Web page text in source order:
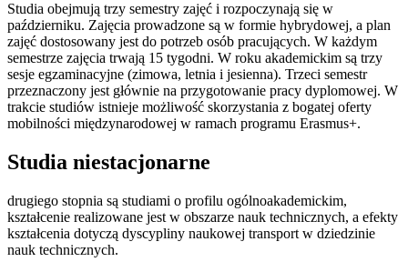
Studia obejmują trzy semestry zajęć i rozpoczynają się w
październiku. Zajęcia prowadzone są w formie hybrydowej, a plan
zajęć dostosowany jest do potrzeb osób pracujących. W każdym
semestrze zajęcia trwają 15 tygodni. W roku akademickim są trzy
sesje egzaminacyjne (zimowa, letnia i jesienna). Trzeci semestr
przeznaczony jest głównie na przygotowanie pracy dyplomowej. W
trakcie studiów istnieje możliwość skorzystania z bogatej oferty
mobilności międzynarodowej w ramach programu Erasmus+.
Studia niestacjonarne
drugiego stopnia są studiami o profilu ogólnoakademickim,
kształcenie realizo­wane jest w obszarze nauk technicznych, a efekty
kształcenia dotyczą dyscypliny naukowej transport w dziedzinie
nauk technicznych.